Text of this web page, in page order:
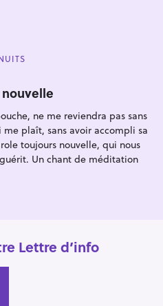
ne me reviendra pas sans
plaît, sans avoir accompli sa
toujours nouvelle, qui nous
Un chant de méditation
Lettre d’info